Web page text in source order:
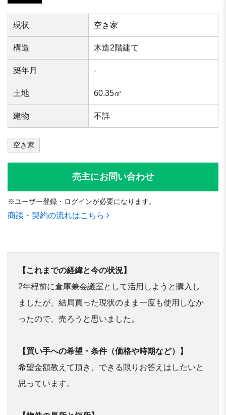
現状 空き家
構造 木造2階建て
築年⽉ -
⼟地 60.35㎡
建物 不詳
空き家
売主にお問い合わせ
※ユーザー登録・ログインが必要になります。
商談・契約の流れはこちら
【これまでの経緯と今の状況】
2年程前に倉庫兼会議室として活用しようと購入し
ましたが、結局買った現状のまま一度も使用しなか
【買い⼿への希望・条件（価格や時期など）】
希望金額教えて頂き、できる限りお答えはしたいと